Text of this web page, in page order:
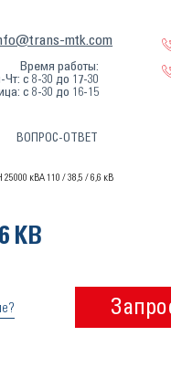
mtk.com
Время работы:
Чт: с 8-30 до 17-30
с 8-30 до 16-15
ВОПРОС-ОТВЕТ
кВА 110 / 38,5 / 6,6 кВ
КВ